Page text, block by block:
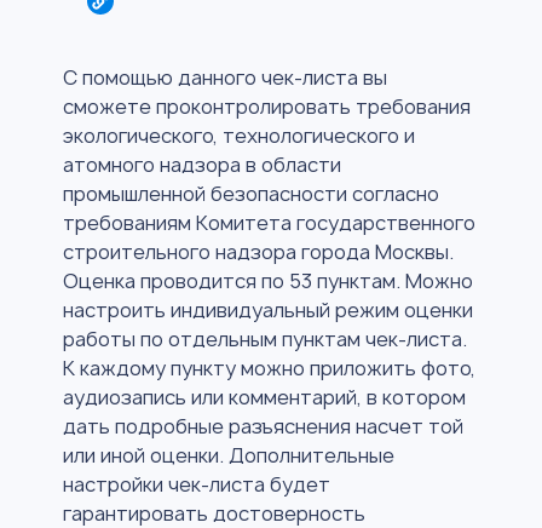
С помощью данного чек-листа вы
сможете проконтролировать требования
экологического, технологического и
атомного надзора в области
промышленной безопасности согласно
требованиям Комитета государственного
строительного надзора города Москвы.
Оценка проводится по 53 пунктам. Можно
настроить индивидуальный режим оценки
работы по отдельным пунктам чек-листа.
К каждому пункту можно приложить фото,
аудиозапись или комментарий, в котором
дать подробные разъяснения насчет той
или иной оценки. Дополнительные
настройки чек-листа будет
гарантировать достоверность